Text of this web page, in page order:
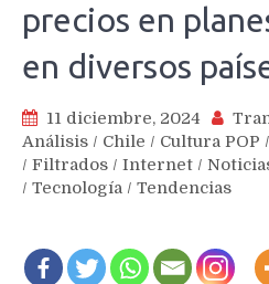
precios en
en diversos
11 diciembre, 2024
Análisis / Chile / Cultura POP /
/ Filtrados / Internet /
/ Tecnología / Tendencias